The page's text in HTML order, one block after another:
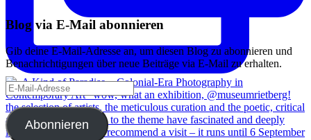
Blog via E-Mail abonnieren
Gib deine E-Mail-Adresse an, um diesen Blog zu abonnieren und
Benachrichtigungen über neue Beiträge via E-Mail zu erhalten.
E-
Mail-
Adresse
Abonnieren